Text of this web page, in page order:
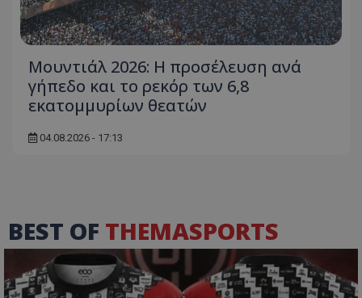
Μουντιάλ 2026: Η προσέλευση ανά
γήπεδο και το ρεκόρ των 6,8
εκατομμυρίων θεατών
04.08.2026 - 17:13
BEST OF THEMASPORTS